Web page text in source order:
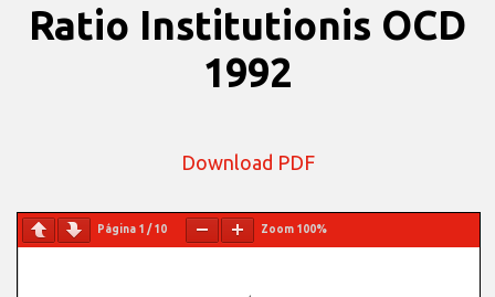
Ratio Institutionis OCD
1992
Download PDF
Página 1 /10 Zoom 100%